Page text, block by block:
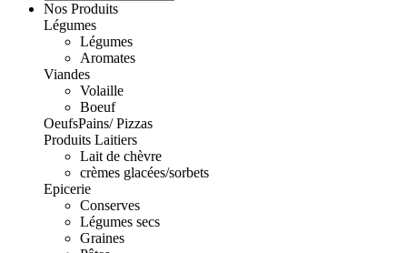
Nos Produits
Légumes
Légumes
Aromates
Viandes
Volaille
Boeuf
OeufsPains/ Pizzas
Produits Laitiers
Lait de chèvre
crèmes glacées/sorbets
Epicerie
Conserves
Légumes secs
Graines